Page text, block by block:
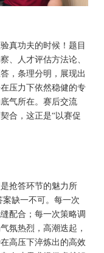
真功夫的时候！题目
、人才评估方法论、
，条理分明，展现出
压力下依然稳健的专
气所在。赛后交流
合，这正是“以赛促
抢答环节的魅力所
缺一不可。每一次
配合；每一次策略调
氛热烈，高潮迭起，
高压下淬炼出的高效